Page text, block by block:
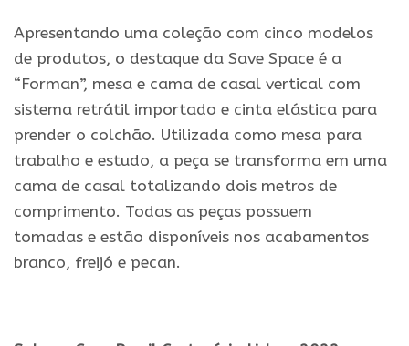
Apresentando uma coleção com cinco modelos
de produtos, o destaque da Save Space é a
“Forman”, mesa e cama de casal vertical com
sistema retrátil importado e cinta elástica para
prender o colchão. Utilizada como mesa para
trabalho e estudo, a peça se transforma em uma
cama de casal totalizando dois metros de
comprimento. Todas as peças possuem
tomadas e estão disponíveis nos acabamentos
branco, freijó e pecan.